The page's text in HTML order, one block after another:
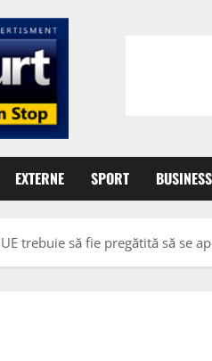
EXTERNE SPORT
trebuie să fie pregătită să